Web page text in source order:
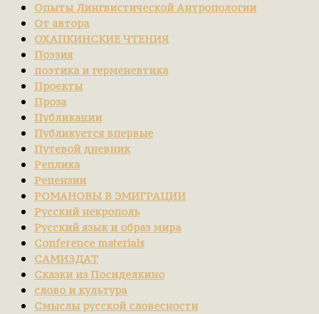
Опыты Лингвистической Антропологии
От автора
ОХАПКИНСКИЕ ЧТЕНИЯ
Поэзия
поэтика и герменевтика
Проекты
Проза
Публикации
Публикуется впервые
Путевой дневник
Реплика
Рецензии
РОМАНОВЫ В ЭМИГРАЦИИ
Русский некрополь
Русский язык и образ мира
Сonference materials
САМИЗДАТ
Сказки из Посиделкино
слово и культура
Смыслы русской словесности